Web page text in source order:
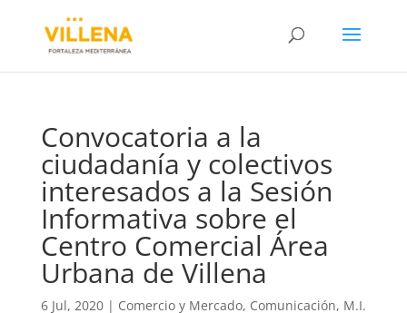
Convocatoria a la
ciudadanía y colectivos
interesados a la Sesión
Informativa sobre el
Centro Comercial Área
Urbana de Villena
6 Jul, 2020| Comercio y Mercado, Comunicación, M.I.